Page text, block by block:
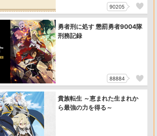
90205
勇者刑に処す 懲罰勇者9004隊
刑務記録
88884
貴族転生 ～恵まれた生まれか
ら最強の力を得る～